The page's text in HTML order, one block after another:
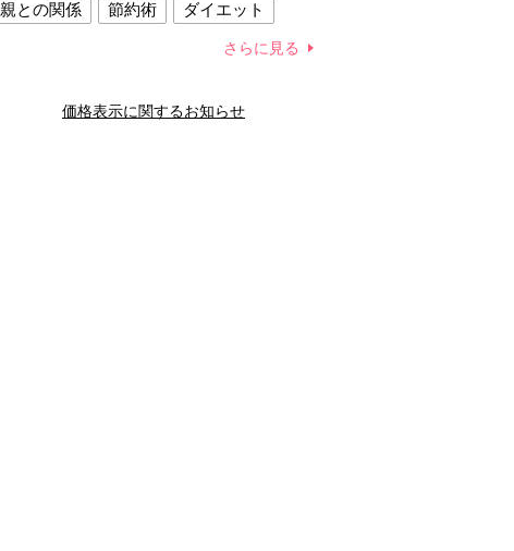
親との関係
節約術
ダイエット
夫との関係
新津春子 どか食い
さらに見る
価格表示に関するお知らせ